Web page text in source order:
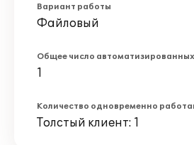
Вариант работы
Файловый
Общее число
1
Количество одновременно
Толстый клиент: 1